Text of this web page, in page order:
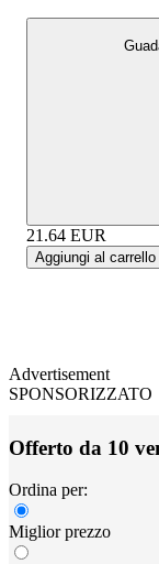
21.64 EUR
Aggiungi al carrello
Advertisement
SPONSORIZZATO
Offerto da 10
Ordina per:
Miglior prezzo